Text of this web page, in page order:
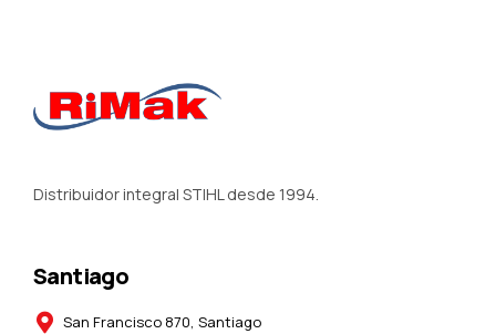
Distribuidor integral STIHL desde 1994.
Santiago
San Francisco 870, Santiago